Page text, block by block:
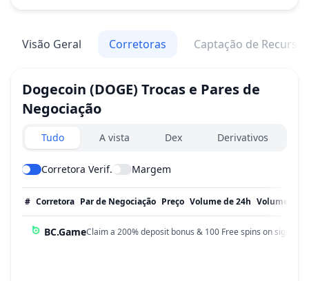
Visão Geral Corretoras Captação de Recursos
Dogecoin (DOGE) Trocas e Pares de
Negociação
Exchanges type
Tudo A vista Dex Derivativos
Corretora Verif. Margem
# Corretora Par de Negociação Preço Volume de 24h Volume em
BC.GameClaim a 200% deposit bonus & 100 Free spins on sign up!